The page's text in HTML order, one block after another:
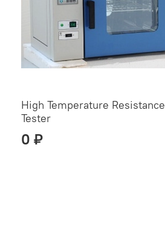
High Temperature Resistance
Tester
0 ₽